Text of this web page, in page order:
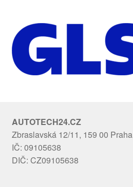
AUTOTECH24.CZ
Zbraslavská 12/11, 159 00 Praha
IČ: 09105638
DIČ: CZ09105638